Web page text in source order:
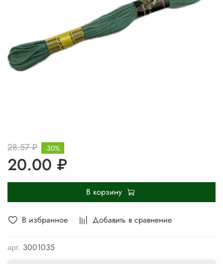
В избранное Добавить в сравнение
арт. 3001035
28.57 ₽
20.00 ₽
-30%
В корзину